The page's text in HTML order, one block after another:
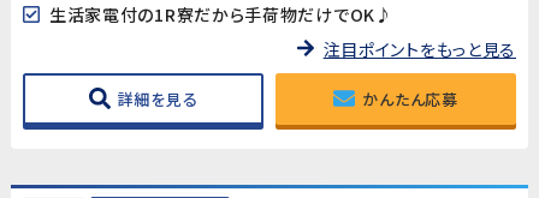
生活家電付の1R寮だから手荷物だけでOK♪
注目ポイントをもっと見る
詳細を見る かんたん応募